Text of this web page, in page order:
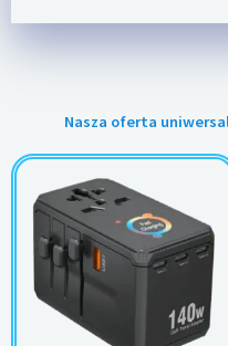
Nasza oferta